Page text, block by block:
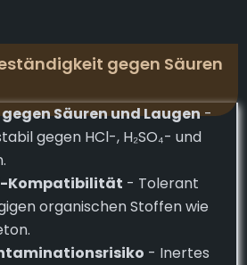
gegen Säuren
Säuren und Laugen-
gegen HCl-, H₂SO₄- und
Kompatibilität - Tolerant
organischen Stoffen wie
- Inertes